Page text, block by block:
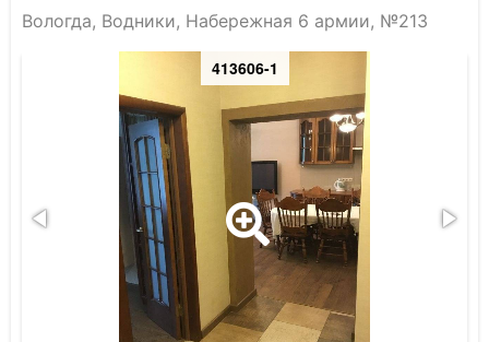
Вологда, Водники, Набережная 6 армии, №213
413606-1